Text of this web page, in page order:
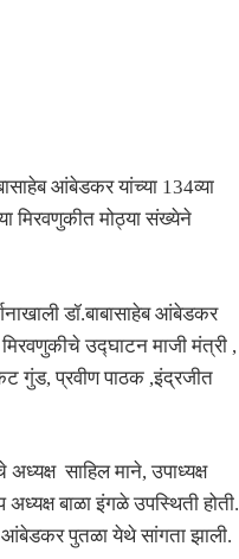
आंबेडकर यांच्या 134व्या
मिरवणुकीत मोठ्या संख्येने
डॉ.बाबासाहेब आंबेडकर
उद्घाटन माजी मंत्री ,
गुंड, प्रवीण पाठक ,इंद्रजीत
साहिल माने, उपाध्यक्ष
बाळा इंगळे उपस्थिती होती.
आंबेडकर पुतळा येथे सांगता झाली.